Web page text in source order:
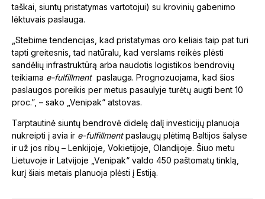
taškai, siuntų pristatymas vartotojui) su krovinių gabenimo
lėktuvais paslauga.
„Stebime tendencijas, kad pristatymas oro keliais taip pat turi
tapti greitesnis, tad natūralu, kad verslams reikės plėsti
sandėlių infrastruktūrą arba naudotis logistikos bendrovių
teikiama e-fulfillment paslauga. Prognozuojama, kad šios
paslaugos poreikis per metus pasaulyje turėtų augti bent 10
proc.”, – sako „Venipak“ atstovas.
Tarptautinė siuntų bendrovė didelę dalį investicijų planuoja
nukreipti į avia ir e-fulfillmentpaslaugų plėtimą Baltijos šalyse
ir už jos ribų – Lenkijoje, Vokietijoje, Olandijoje. Šiuo metu
Lietuvoje ir Latvijoje „Venipak“ valdo 450 paštomatų tinklą,
kurį šiais metais planuoja plėsti į Estiją.